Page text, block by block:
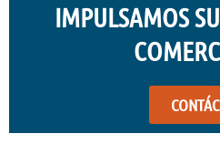
IMPULSAMOS